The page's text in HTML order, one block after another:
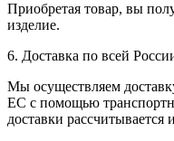
Приобретая товар, вы
изделие.
6. Доставка по всей
Мы осуществляем
ЕС с помощью
доставки рассчитывается